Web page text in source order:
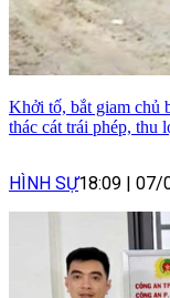
Khởi tố, bắt giam chủ
thác cát trái phép, thu
HÌNH SỰ18:09 | 07/